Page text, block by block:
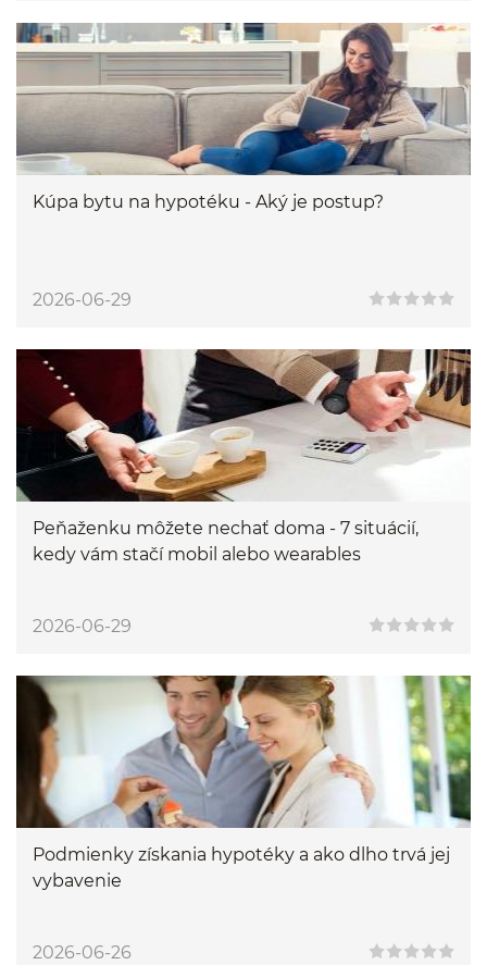
Kúpa bytu na hypotéku - Aký je postup?
2026-06-29
Peňaženku môžete nechať doma - 7 situácií,
kedy vám stačí mobil alebo wearables
2026-06-29
Podmienky získania hypotéky a ako dlho trvá jej
vybavenie
2026-06-26